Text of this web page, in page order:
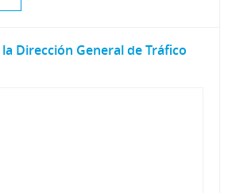
la Dirección GeneraldeTráfico